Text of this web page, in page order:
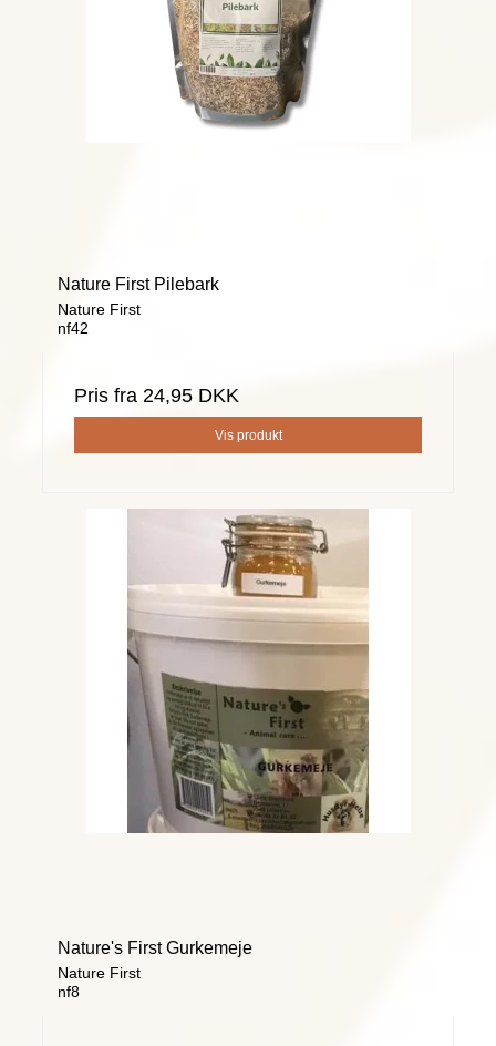
Nature First Pilebark
Nature First
nf42
Pris fra 24,95 DKK
Vis produkt
Nature's First Gurkemeje
Nature First
nf8